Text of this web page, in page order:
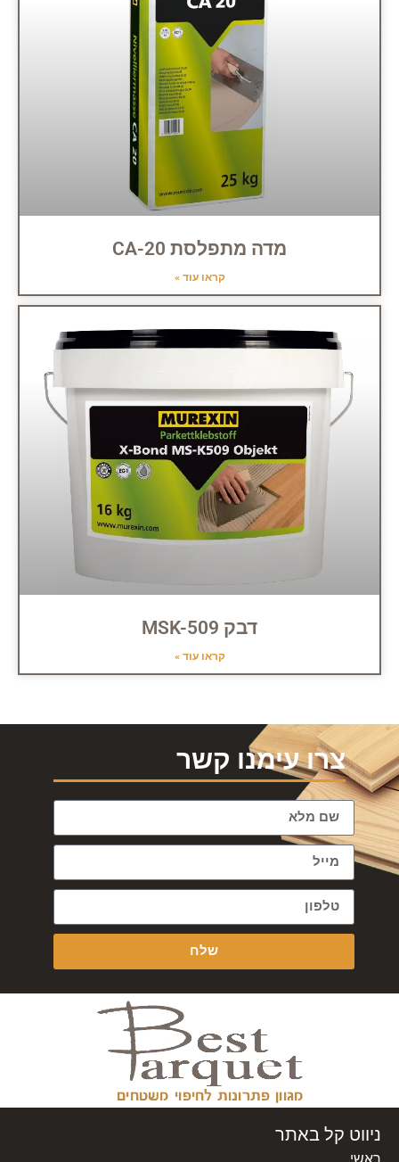
מדה מתפלסת CA-20
קראו עוד »
דבק MSK-509
קראו עוד »
צרו עימנו קשר
שלח
ניווט קל באתר